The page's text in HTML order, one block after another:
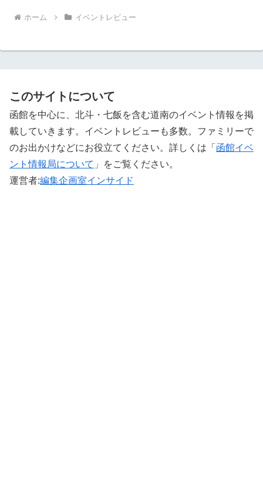
ホーム イベントレビュー
このサイトについて
函館を中心に、北斗・七飯を含む道南のイベント情報を掲
載していきます。イベントレビューも多数。ファミリーで
のお出かけなどにお役立てください。詳しくは「 函館イベ
ント情報局について 」をご覧ください。 ‎
運営者:編集企画室インサイド